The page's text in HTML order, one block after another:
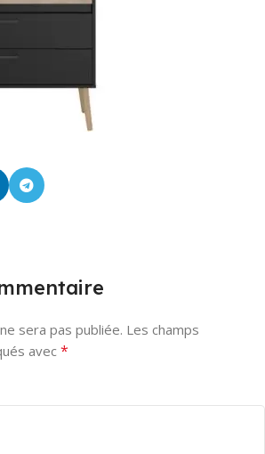
sera pas publiée. Les champs
avec *